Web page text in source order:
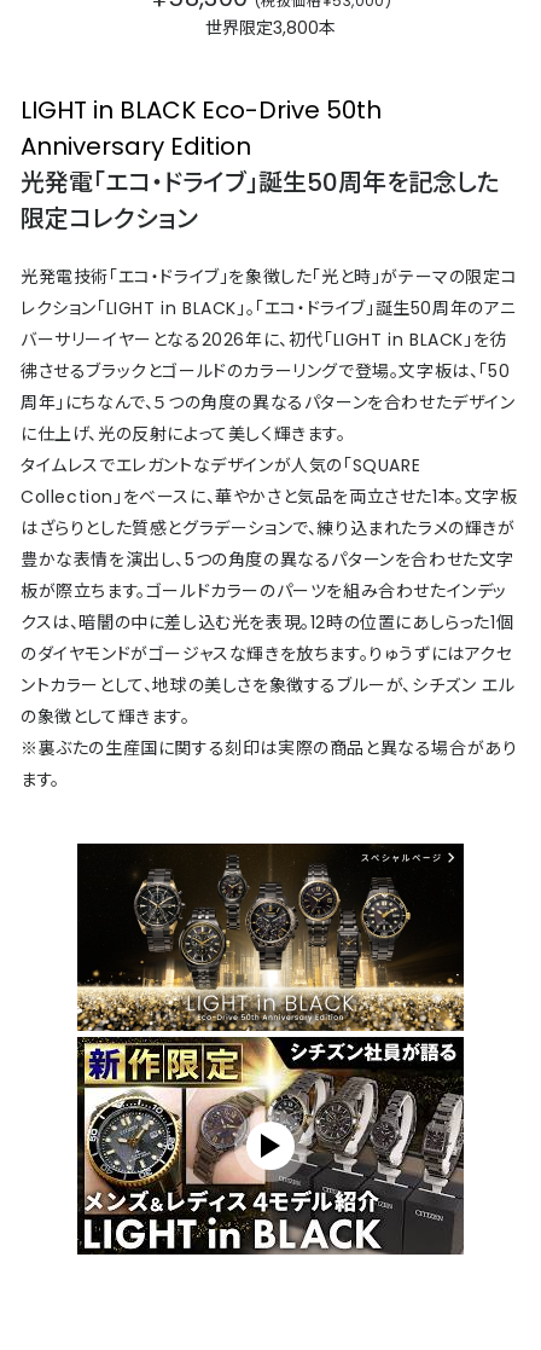
世界限定3,800本
LIGHT in BLACK Eco-Drive 50th
Anniversary Edition
光発電「エコ・ドライブ」誕生50周年を記念した
限定コレクション
光発電技術「エコ・ドライブ」を象徴した「光と時」がテーマの限定コ
レクション「LIGHT in BLACK」。「エコ・ドライブ」誕生50周年のアニ
バーサリーイヤーとなる2026年に、初代「LIGHT in BLACK」を彷
彿させるブラックとゴールドのカラーリングで登場。文字板は、「50
周年」にちなんで、５つの角度の異なるパターンを合わせたデザイン
に仕上げ、光の反射によって美しく輝きます。
タイムレスでエレガントなデザインが人気の「SQUARE
Collection」をベースに、華やかさと気品を両立させた1本。文字板
はざらりとした質感とグラデーションで、練り込まれたラメの輝きが
豊かな表情を演出し、5つの角度の異なるパターンを合わせた文字
板が際立ちます。ゴールドカラーのパーツを組み合わせたインデッ
クスは、暗闇の中に差し込む光を表現。12時の位置にあしらった1個
のダイヤモンドがゴージャスな輝きを放ちます。りゅうずにはアクセ
ントカラーとして、地球の美しさを象徴するブルーが、シチズン エル
の象徴として輝きます。
※裏ぶたの生産国に関する刻印は実際の商品と異なる場合があり
ます。